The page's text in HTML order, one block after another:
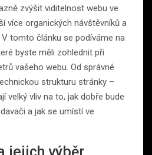
zvýšit viditelnost webu ve
více organických návštěvníků a
tomto článku se podíváme na
byste měli zohlednit při
vašeho webu. Od správné
strukturu stránky –
velký vliv na to, jak dobře bude
a jak se umístí ve